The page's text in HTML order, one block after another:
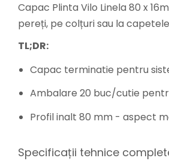
Premium
Capac Plinta Vilo Linela 80 x
pereți, pe colțuri sau la
TL;DR:
Capac terminatie pentru
Ambalare 20 buc/cutie
Profil inalt 80 mm - aspect
Specificații tehnice